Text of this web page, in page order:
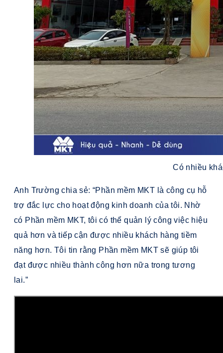
Có nhiều
Anh Trường chia sẻ: “Phần mềm MKT là công cụ hỗ
trợ đắc lực cho hoạt động kinh doanh của tôi. Nhờ
có Phần mềm MKT, tôi có thể quản lý công việc hiệu
quả hơn và tiếp cận được nhiều khách hàng tiềm
năng hơn. Tôi tin rằng Phần mềm MKT sẽ giúp tôi
đạt được nhiều thành công hơn nữa trong tương
lai.”